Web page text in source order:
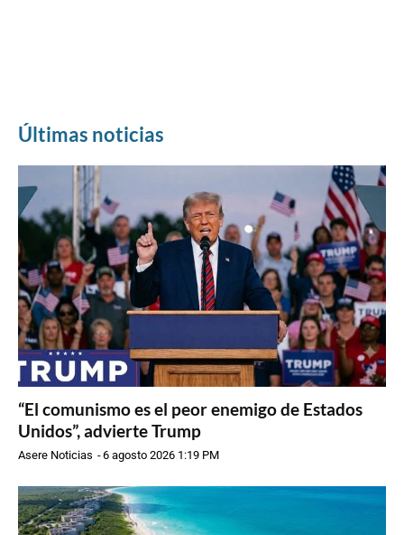
Últimas noticias
“El comunismo es el peor enemigo de Estados
Unidos”, advierte Trump
Asere Noticias -6 agosto 2026 1:19 PM